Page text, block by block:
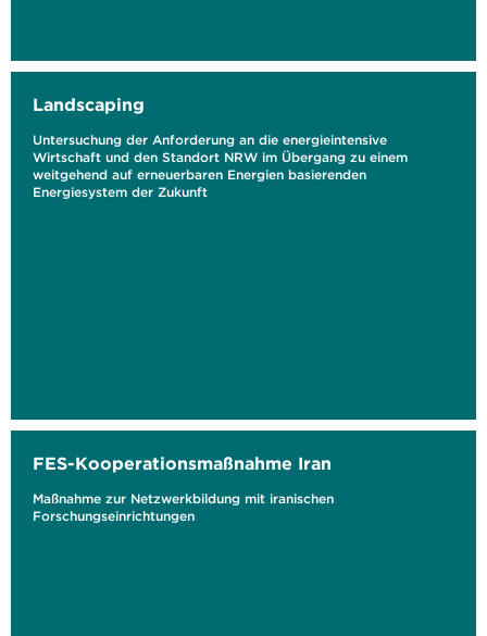
Landscaping
Untersuchung der Anforderung an die energieintensive
Wirtschaft und den Standort NRW im Übergang zu einem
weitgehend auf erneuerbaren Energien basierenden
Energiesystem der Zukunft
FES-Kooperationsmaßnahme Iran
Maßnahme zur Netzwerkbildung mit iranischen
Forschungseinrichtungen